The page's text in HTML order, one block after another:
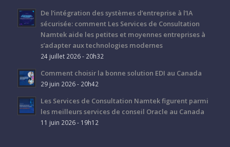
De l’intégration des systèmes d’entreprise à l’IA
sécurisée: comment Les Services de Consultation
Namtek aide les petites et moyennes entreprises à
s’adapter aux technologies modernes
24 juillet 2026 - 20h32
Comment choisir la bonne solution EDI au Canada
29 juin 2026 - 20h42
Les Services de Consultation Namtek figurent parmi
les meilleurs services de conseil Oracle au Canada
11 juin 2026 - 19h12